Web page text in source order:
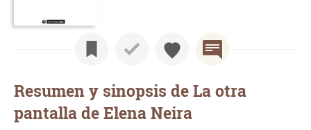
Resumen y sinopsis de La otra
pantalla de Elena Neira